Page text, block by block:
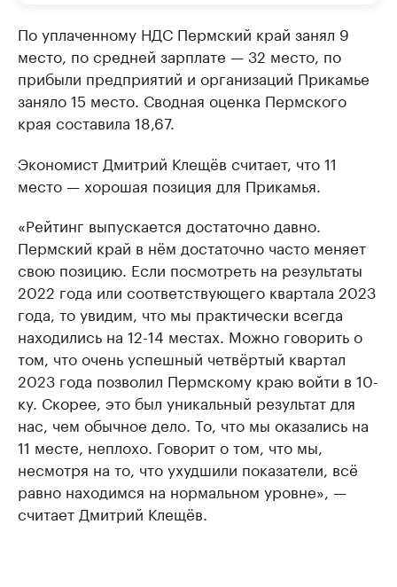
По уплаченному НДС Пермский край занял 9
место, по средней зарплате — 32 место, по
прибыли предприятий и организаций Прикамье
заняло 15 место. Сводная оценка Пермского
края составила 18,67.
Экономист Дмитрий Клещёв считает, что 11
место — хорошая позиция для Прикамья.
«Рейтинг выпускается достаточно давно.
Пермский край в нём достаточно часто меняет
свою позицию. Если посмотреть на результаты
2022 года или соответствующего квартала 2023
года, то увидим, что мы практически всегда
находились на 12-14 местах. Можно говорить о
том, что очень успешный четвёртый квартал
2023 года позволил Пермскому краю войти в 10-
ку. Скорее, это был уникальный результат для
нас, чем обычное дело. То, что мы оказались на
11 месте, неплохо. Говорит о том, что мы,
несмотря на то, что ухудшили показатели, всё
равно находимся на нормальном уровне», —
считает Дмитрий Клещёв.